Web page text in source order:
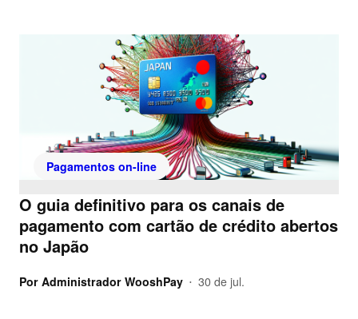
Pagamentos on-line
O guia definitivo para os canais de
pagamento com cartão de crédito abertos
no Japão
Por Administrador WooshPay • 30 de jul.